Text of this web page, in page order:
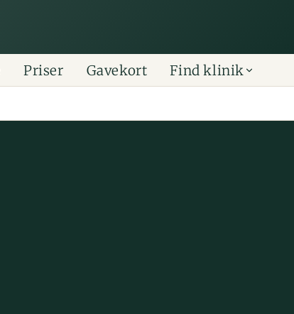
Priser Gavekort Find klinik